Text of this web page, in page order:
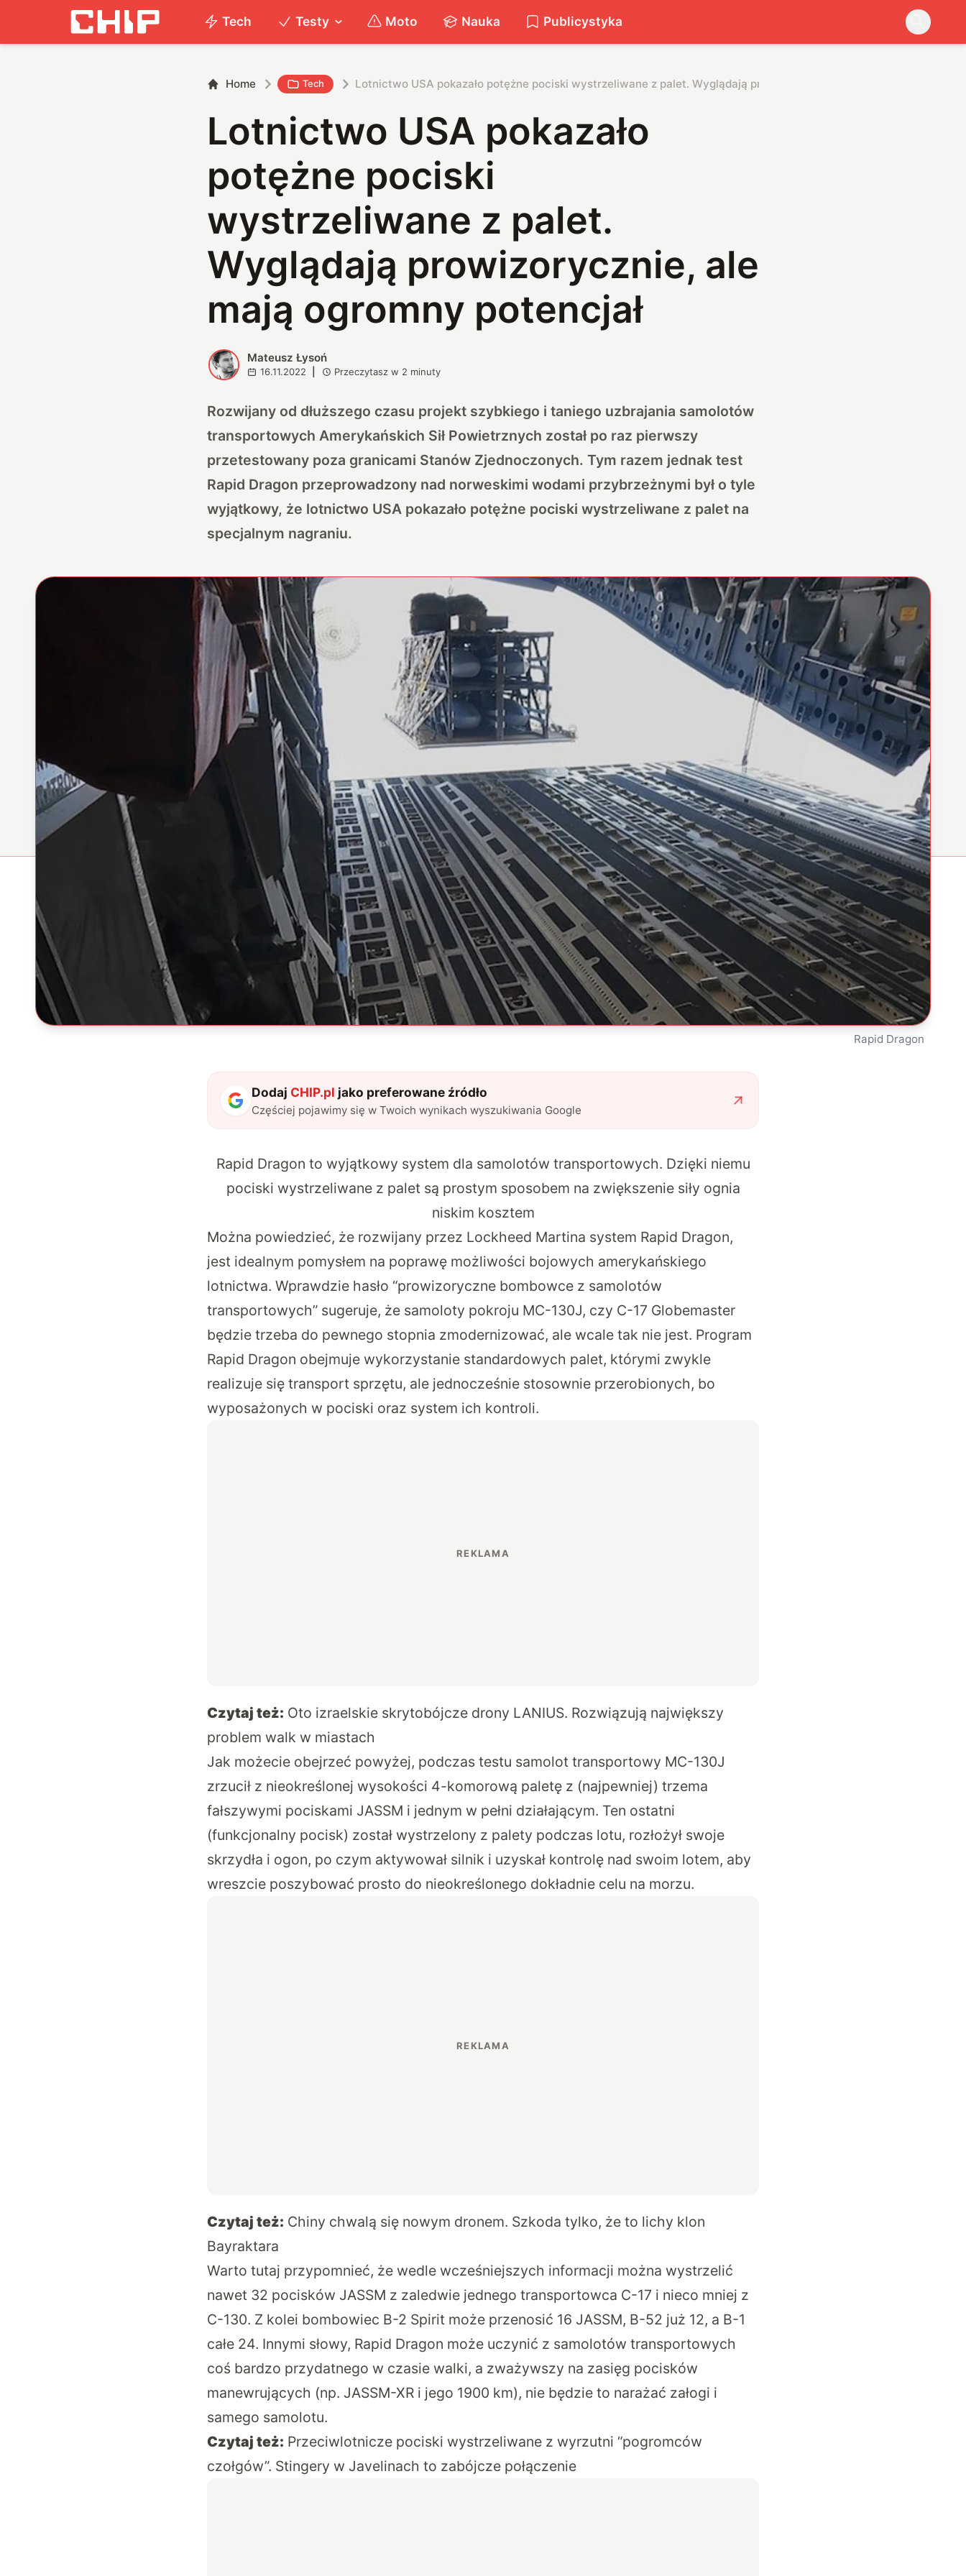
Tech Testy Moto Nauka Publicystyka
Home Tech Lotnictwo USA pokazało potężne pociski wystrzeliwane z palet. Wyglądają prowizorycznie, ale mają ogromny
Lotnictwo USA pokazało
potężne pociski
wystrzeliwane z palet.
Wyglądają prowizorycznie, ale
mają ogromny potencjał
M Mateusz Łysoń
16.11.2022 Przeczytasz w 2 minuty
Rozwijany od dłuższego czasu projekt szybkiego i taniego uzbrajania samolotów
transportowych Amerykańskich Sił Powietrznych został po raz pierwszy
przetestowany poza granicami Stanów Zjednoczonych. Tym razem jednak test
Rapid Dragon przeprowadzony nad norweskimi wodami przybrzeżnymi był o tyle
wyjątkowy, że lotnictwo USA pokazało potężne pociski wystrzeliwane z palet na
specjalnym nagraniu.
Rapid Dragon
Dodaj CHIP.pl jako preferowane źródło
Częściej pojawimy się w Twoich wynikach wyszukiwania Google
Rapid Dragon to wyjątkowy system dla samolotów transportowych. Dzięki niemu
pociski wystrzeliwane z palet są prostym sposobem na zwiększenie siły ognia
niskim kosztem
Można powiedzieć, że rozwijany przez Lockheed Martina system Rapid Dragon,
jest idealnym pomysłem na poprawę możliwości bojowych amerykańskiego
lotnictwa. Wprawdzie hasło “prowizoryczne bombowce z samolotów
transportowych” sugeruje, że samoloty pokroju MC-130J, czy C-17 Globemaster
będzie trzeba do pewnego stopnia zmodernizować, ale wcale tak nie jest. Program
Rapid Dragon obejmuje wykorzystanie standardowych palet, którymi zwykle
realizuje się transport sprzętu, ale jednocześnie stosownie przerobionych, bo
wyposażonych w pociski oraz system ich kontroli.
Czytaj też: Oto izraelskie skrytobójcze drony LANIUS. Rozwiązują największy
problem walk w miastach
Jak możecie obejrzeć powyżej, podczas testu samolot transportowy MC-130J
zrzucił z nieokreślonej wysokości 4-komorową paletę z (najpewniej) trzema
fałszywymi pociskami JASSM i jednym w pełni działającym. Ten ostatni
(funkcjonalny pocisk) został wystrzelony z palety podczas lotu, rozłożył swoje
skrzydła i ogon, po czym aktywował silnik i uzyskał kontrolę nad swoim lotem, aby
wreszcie poszybować prosto do nieokreślonego dokładnie celu na morzu.
Czytaj też: Chiny chwalą się nowym dronem. Szkoda tylko, że to lichy klon
Bayraktara
Warto tutaj przypomnieć, że wedle wcześniejszych informacji można wystrzelić
nawet 32 pocisków JASSM z zaledwie jednego transportowca C-17 i nieco mniej z
C-130. Z kolei bombowiec B-2 Spirit może przenosić 16 JASSM, B-52 już 12, a B-1
całe 24. Innymi słowy, Rapid Dragon może uczynić z samolotów transportowych
coś bardzo przydatnego w czasie walki, a zważywszy na zasięg pocisków
manewrujących (np. JASSM-XR i jego 1900 km), nie będzie to narażać załogi i
samego samolotu.
Czytaj też: Przeciwlotnicze pociski wystrzeliwane z wyrzutni “pogromców
czołgów”. Stingery w Javelinach to zabójcze połączenie